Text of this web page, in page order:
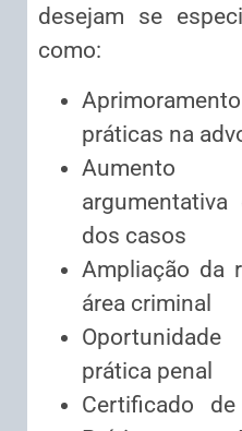
desejam se
como:
práticas na
Aumento
dos casos
Ampliação da
área criminal
prática penal
Certificado